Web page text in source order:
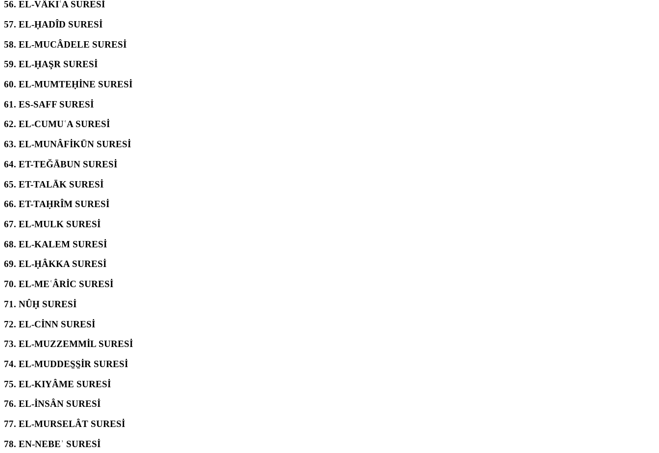
56. EL-VÂKIʿA SURESİ
57. EL-ḤADÎD SURESİ
58. EL-MUCÂDELE SURESİ
59. EL-ḤAŞR SURESİ
60. EL-MUMTEḤİNE SURESİ
61. ES-SAFF SURESİ
62. EL-CUMUʿA SURESİ
63. EL-MUNÂFİKŪN SURESİ
64. ET-TEĞĀBUN SURESİ
65. ET-TALĀK SURESİ
66. ET-TAḤRÎM SURESİ
67. EL-MULK SURESİ
68. EL-KALEM SURESİ
69. EL-ḤÂKKA SURESİ
70. EL-MEʿÂRİC SURESİ
71. NÛḤ SURESİ
72. EL-CİNN SURESİ
73. EL-MUZZEMMİL SURESİ
74. EL-MUDDES̱S̱İR SURESİ
75. EL-KIYÂME SURESİ
76. EL-İNSÂN SURESİ
77. EL-MURSELÂT SURESİ
78. EN-NEBEʾ SURESİ